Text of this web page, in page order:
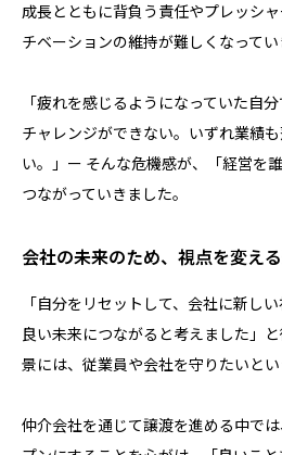
成長とともに背負う責任やプレッシ
チベーションの維持が難しくなってい
「疲れを感じるようになっていた自
チャレンジができない。いずれ業績
い。」ー そんな危機感が、「経営を
つながっていきました。
会社の未来のため、視点を変え
「自分をリセットして、会社に新し
良い未来につながると考えました」
景には、従業員や会社を守りたいとい
仲介会社を通じて譲渡を進める中で